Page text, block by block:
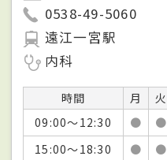
0538-49-5060
遠江一宮駅
内科
時間 月 火
09:00～12:30
● ●
15:00～18:30
● ●